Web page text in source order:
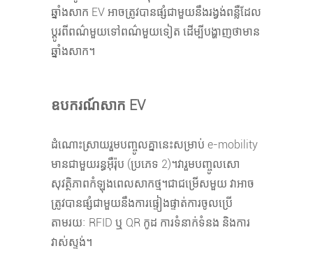
ឆ្នាំងសាក EV អាចត្រូវបានផ្សំជាមួយនឹងរង្វង់ពន្លឺដែល
ប្តូរពីពណ៌មួយទៅពណ៌មួយទៀត ដើម្បីបង្ហាញថាមាន
ឆ្នាំងសាក។
ឧបករណ៍សាក EV
ដំណោះស្រាយរួមបញ្ចូលគ្នានេះសម្រាប់ e-mobility
មានជាមួយរន្ធអ៊ឺរ៉ុប (ប្រភេទ 2)។វារួមបញ្ចូលសោ
សុវត្ថិភាពកំឡុងពេលសាកថ្ម។ជាជម្រើសមួយ វាអាច
ត្រូវបានផ្សំជាមួយនឹងការផ្ទៀងផ្ទាត់ការចូលប្រើ
តាមរយៈ RFID ឬ QR កូដ ការទំនាក់ទំនង និងការ
វាស់ស្ទង់។